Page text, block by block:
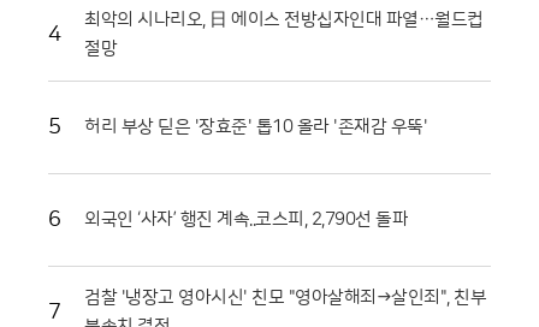
도 마련됐다. 최근 열린 '천인의 식탁' 행사에서는 대형 솥에서 조리된 파스
타를 수많은 참가자가 함께 나누며 축제의 의미를 되새겼다. 이는 지역 축
제가 단순히 즐기는 행사를 넘어 민·관·군이 협력하는 화합의 장임을 상징
적으로 보여주었다. 또한 접경지역의 특색을 살린 밀리터리존과 어린이들
만족할 수 있는 구성을 갖췄다.마켓전시존에서는 화악산 고랭지의 기운을
장성이 뛰어나 소비자들 사이에서 신뢰가 두텁다. 축제 현장에서 맛본 즐
고 있다. 현장 관계자들은 이번 축제가 단순한 일회성 행사를 넘어 화천의
농업 경쟁력을 높이는 중요한 발판이 되고 있다고 입을 모았다.화천군은
남은 축제 기간에도 안전 관리와 위생 점검에 총력을 기울여 방문객들이
4
최악의 시나리오, 日 에이스 전방십자인대 파열…월드컵
절망
5 허리 부상 딛은 '장효준' 톱10 올라 '존재감 우뚝'
6 외국인 ‘사자’ 행진 계속..코스피, 2,790선 돌파
7
검찰 '냉장고 영아시신' 친모 "영아살해죄→살인죄", 친부